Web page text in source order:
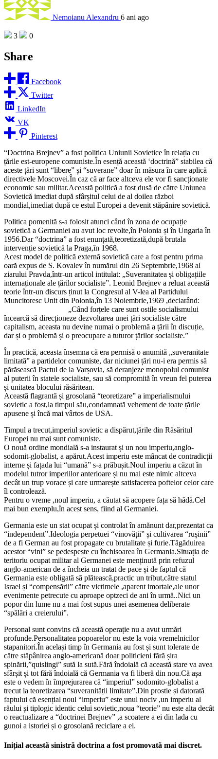
Nemoianu Alexandru 6 ani ago
3 0
Share
Facebook
Twitter
LinkedIn
VK
Pinterest
“Doctrina Brejnev” a fost politica Uniunii Sovietice în relația cu
țările est-europene comuniste.În esență această ‘doctrină” stabilea că
aceste țări sunt “libere” și “suverane” doar în măsura în care aplică
directivele Moscovei.În caz că ar face altceva ele vor fi sancționate
economic sau militar.Această politică a fost dusă de către Uniunea
Sovietică imediat după sfârșitul celui de al doilea război
mondial,imediat după ce estul Europei a devenit stăpânire sovietică.
Politica pomenită s-a folosit atunci când în zona de ocupație
sovietică a Germaniei au avut loc revolte,în Polonia și în Ungaria în
1956.Dar “doctrina” a fost enunțată,teoretizată,după brutala
intervenție sovietică la Praga,în 1968.
Acest model de politică externă sovietică care a fost pentru prima
oară expus de S. Kovalev în numărul din 26 Septembrie,1968 al
ziarului Pravda,într-un articol intitulat: „Suveranitatea și obligațiile
internaționale ale țărilor socialiste”. Leonid Brejnev a reluat această
teorie într-un discurs ținut la Congresul al V-lea al Partidului
Muncitoresc Unit din Polonia,în 13 Noiembrie,1969 ,declarând:
„Când forțele care sunt ostile socialismului
încearcă să direcționeze dezvoltarea unei țări socialiste către
capitalism, aceasta nu devine numai o problemă a țării în discuție,
dar și o problemă și o preocupare a tuturor țărilor socialiste.”
În practică, aceasta însemna că era permisă o anumită „suveranitate
limitată” a partidelor comuniste, dar niciunei țări nu-i era permis să
părăsească Pactul de la Varșovia, să deranjeze monopolul comunist
al puterii în statele socialiste, sau să compromită în vreun fel puterea
și unitatea blocului răsăritean.
Această flagrantă și grosolană “teoretizare” a imperialismului
sovietic a fost,la timpul său,condamnată vehement de toate țările
apusene și încă mai vârtos de USA.
Timpul a trecut,imperiul sovietic a dispărut,țările din Răsăritul
Europei nu mai sunt comuniste.
O nouă ordine mondială s-a instaurat și un nou imperiu,anglo-
sodomit-globalist, a apărut.Acest imperiu este mâncat de contradicții
interne și fațada lui “umană” s-a prăbușit.Noul imperiu a căzut în
modelul tutror imperiilor anterioare și nu mai este nimic altceva
decât un trup vorace și care urmarește satisfacerea poftelor celor care
îl controlează.
Pentru o vreme ,noul imperiu, a căutat să acopere fața să hâdă.Cel
mai bun exemplu,în acest sens, fiind al Germaniei.
Germania este un stat ocupat și controlat în amănunt dar,prezentat ca
“independent”.Ideologia perpetuei “vinovății” și cultivarea “rușinii”
de a fi German au fost propagate cu brutalitate și furie.Tăgăduirea
acestor “vini” se pedespeste cu închisoarea în Germania.Situația de
teritoriu ocupat militar al Germanei este menținută prin refuzul
anglo-american de a încheia un tratat de pace și de faptul că
Germania este obligată să plătească,practic un tribut,către statul
Israel și “compensării” către victimele ,aparent imortale,ale unor
evenimente petrecute cu aproape optzeci de ani în urmă..Nici un
popor din lume nu a mai fost supus unei asemenea deliberate
“spălări a creierului”.
Personal sunt convins că această operație nu a avut urmări
profunde.Personalitatea popoarelor nu este la voia vremelnicilor
stapanitori.În același timp în Germania au fost și sunt tolerate de
către stăpânirea anglo-americană doar politicieni fără șira
spinării,”quislingi” sută la sută.Fără îndoială că această stare va avea
sfârșit și tot fără îndoială că Germania va fi liberă din nou.Că așa
este o vedem în împrejurarea că “imperiul” sodomito-globalist a
trecut la teoretizarea “suveranității limitate”.Din prostie și datorată
faptului că esențial noul “imperiu” este unul nociv ,un imperiu al
răului și tiplogic identic celui sovietic,noua “teorie” nu este alta decât
o reactualizare a “doctrinei Brejnev” ,a scoatere a ei din lada cu
gunoi a istoriei și o grosolană reciclare a ei.
Inițial această sinistră doctrina a fost promovată mai discret.